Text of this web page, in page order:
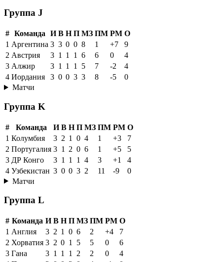
Группа J
# Команда И В Н П МЗ ПМ РМ О
1 Аргентина 3 3 0 0 8 1 +7
9
2 Австрия 3 1 1 1 6 6 0
4
3 Алжир 3 1 1 1 5 7 -2
4
4 Иордания 3 0 0 3 3 8 -5
0
Матчи
Группа K
# Команда И В Н П МЗ ПМ РМ О
1 Колумбия 3 2 1 0 4 1 +3
7
2 Португалия 3 1 2 0 6 1 +5
5
3 ДР Конго 3 1 1 1 4 3 +1
4
4 Узбекистан 3 0 0 3 2 11 -9
0
Матчи
Группа L
# Команда И В Н П МЗ ПМ РМ О
1 Англия 3 2 1 0 6 2 +4
7
2 Хорватия 3 2 0 1 5 5 0
6
3 Гана 3 1 1 1 2 2 0
4